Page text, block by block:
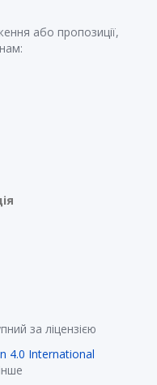
або пропозиції,
за ліцензією
4.0 International